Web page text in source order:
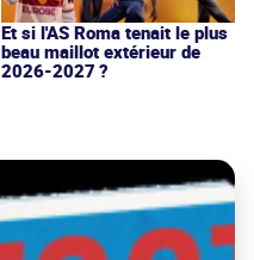
Et si l'AS Roma tenait le plus
beau maillot extérieur de
2026-2027 ?